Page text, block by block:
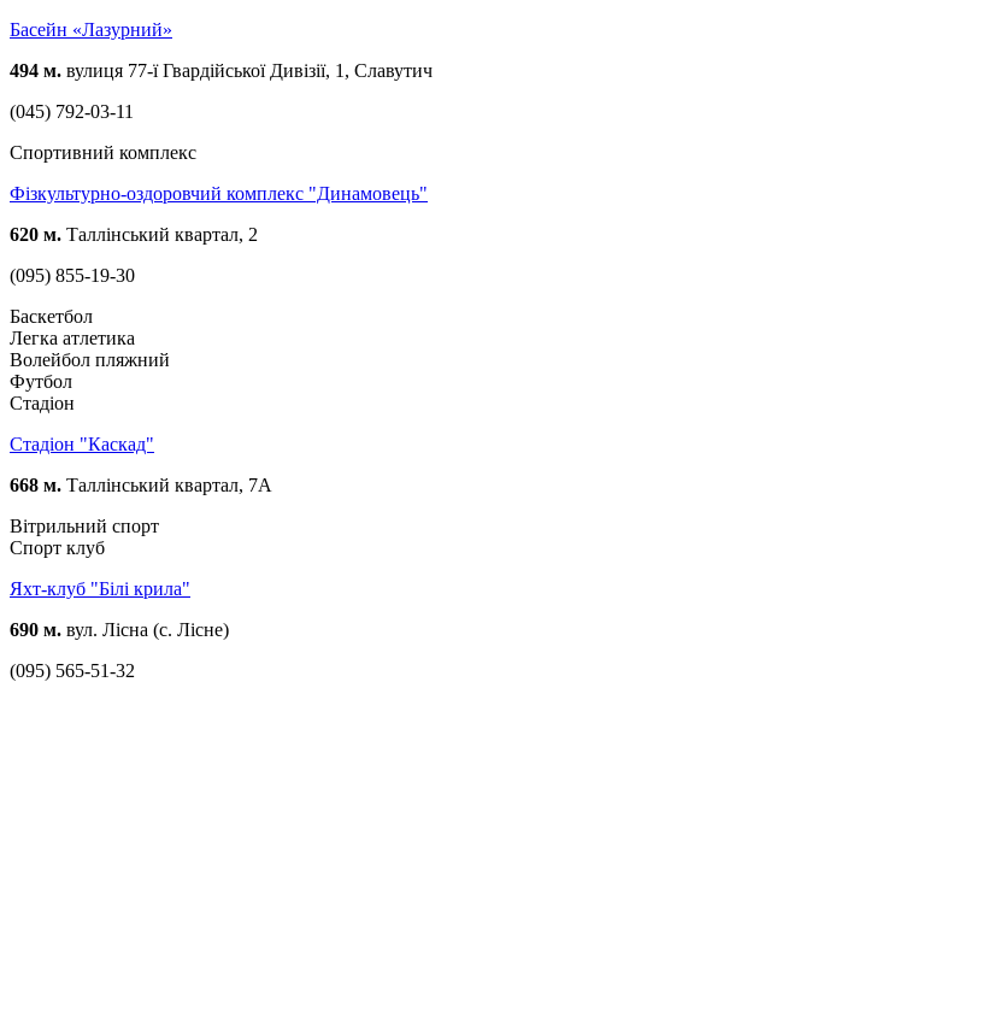
Басейн «Лазурний»
494 м. вулиця 77-ї Гвардійської Дивізії, 1, Славутич
(045) 792-03-11
Спортивний комплекс
Фізкультурно-оздоровчий комплекс "Динамовець"
620 м. Таллінський квартал, 2
(095) 855-19-30
Баскетбол
Легка атлетика
Волейбол пляжний
Футбол
Стадіон
Стадіон "Каскад"
668 м. Таллінський квартал, 7А
Вітрильний спорт
Спорт клуб
Яхт-клуб "Білі крила"
690 м. вул. Лісна (с. Лісне)
(095) 565-51-32